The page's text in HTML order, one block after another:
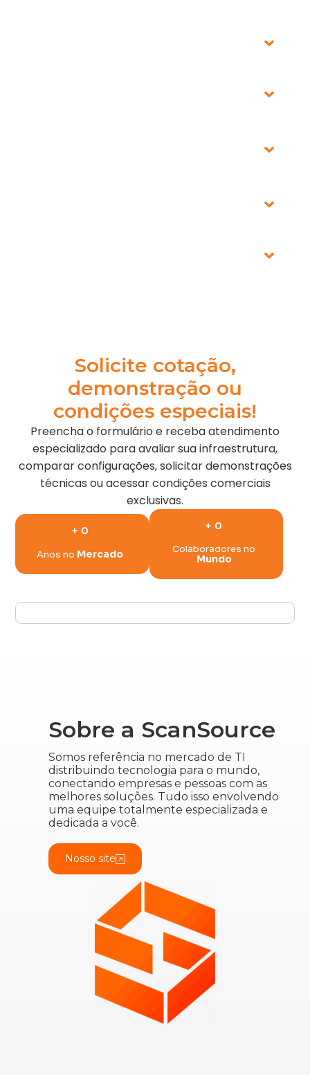
Solicite cotação,
demonstração ou
condições especiais!
Preencha o formulário e receba atendimento
especializado para avaliar sua infraestrutura,
comparar configurações, solicitar demonstrações
técnicas ou acessar condições comerciais
exclusivas.
+ 0
Anos no Mercado
+ 0
Colaboradores no
Mundo
Sobre a ScanSource
Somos referência no mercado de TI
distribuindo tecnologia para o mundo,
conectando empresas e pessoas com as
melhores soluções. Tudo isso envolvendo
uma equipe totalmente especializada e
dedicada a você.
Nosso site